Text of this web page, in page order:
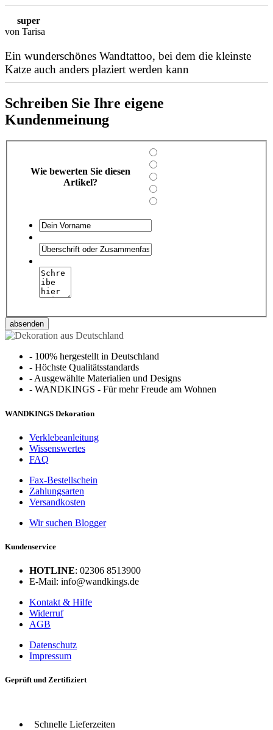
super
von Tarisa
Ein wunderschönes Wandtattoo, bei dem die kleinste
Katze auch anders plaziert werden kann
Schreiben Sie Ihre eigene
Kundenmeinung
Wie bewerten Sie diesen
Artikel?
absenden
- 100% hergestellt in Deutschland
- Höchste Qualitätsstandards
-Ausgewählte Materialien und Designs
- WANDKINGS - Für mehr Freude am Wohnen
WANDKINGS Dekoration
Verklebeanleitung
Wissenswertes
FAQ
Fax-Bestellschein
Zahlungsarten
Versandkosten
Wir suchen Blogger
Kundenservice
HOTLINE: 02306 8513900
E-Mail: info@wandkings.de
Kontakt & Hilfe
Widerruf
AGB
Datenschutz
Impressum
Geprüft und Zertifiziert
Schnelle Lieferzeiten